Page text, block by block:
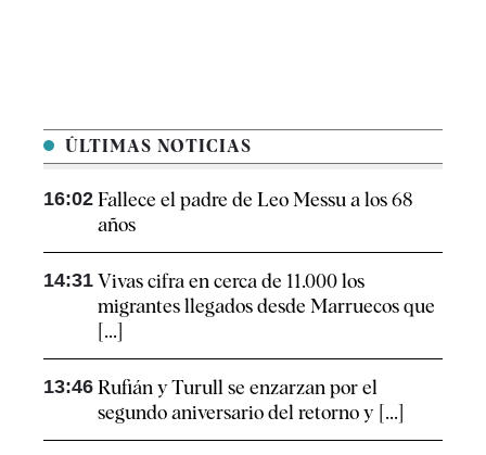
ÚLTIMAS NOTICIAS
16:02 Fallece el padre de Leo Messu a los 68
años
14:31 Vivas cifra en cerca de 11.000 los
migrantes llegados desde Marruecos que
[...]
13:46 Rufián y Turull se enzarzan por el
segundo aniversario del retorno y [...]